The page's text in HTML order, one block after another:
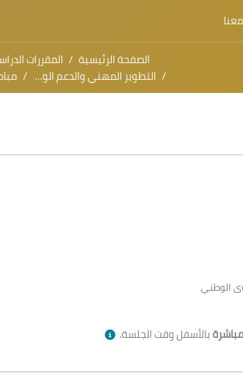
الصفحة الرئيسية
المقررات
التطوير المهني والدعم الوظيفي
بالأسفل وقت الجلسة.